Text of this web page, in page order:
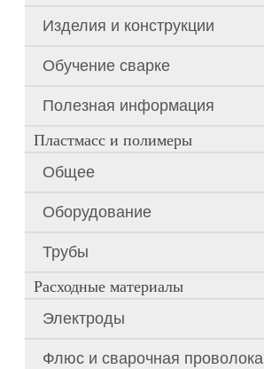
Изделия и конструкции
Обучение сварке
Полезная информация
Пластмасс и полимеры
Общее
Оборудование
Трубы
Расходные материалы
Электроды
Флюс и сварочная проволока